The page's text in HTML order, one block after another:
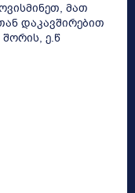
მათ
დაკავშირებით
ე.წ